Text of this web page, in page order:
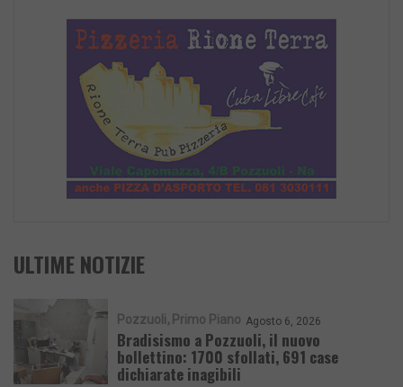
ULTIME NOTIZIE
Pozzuoli Primo Piano Agosto 6, 2026
Bradisismo a Pozzuoli, il nuovo
bollettino: 1700 sfollati, 691 case
dichiarate inagibili